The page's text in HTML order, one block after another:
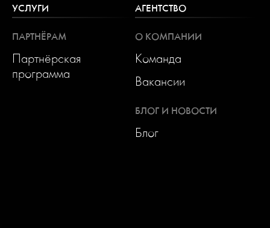
УСЛУГИ
ПАРТНЁРАМ
Партнёрская
программа
АГЕНТСТВО
О КОМПАНИИ
Команда
Вакансии
БЛОГ И НОВОСТИ
Блог